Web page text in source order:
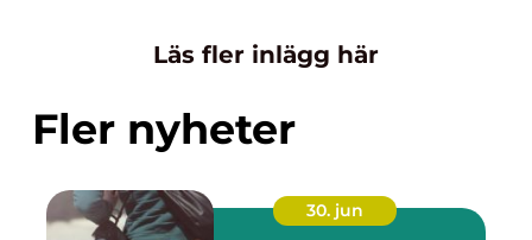
Läs fler inlägg här
Fler nyheter
30. jun